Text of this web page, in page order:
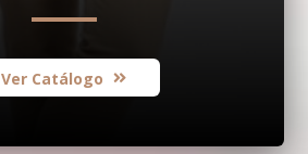
Ver Catálogo